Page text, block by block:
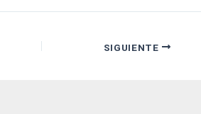
SIGUIENTE